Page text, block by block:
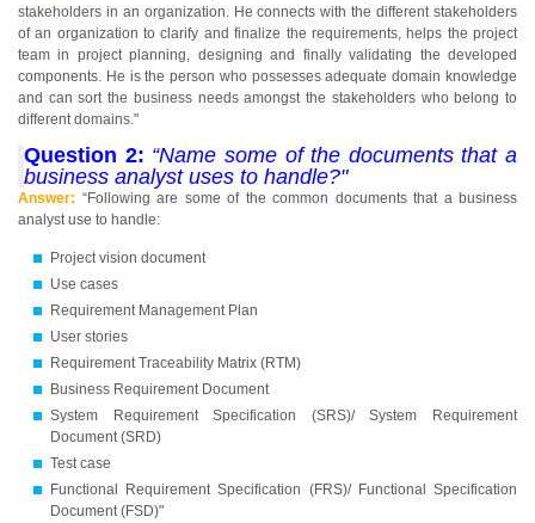
stakeholders in an organization. He connects with the different stakeholders
of an organization to clarify and finalize the requirements, helps the project
team in project planning, designing and finally validating the developed
components. He is the person who possesses adequate domain knowledge
and can sort the business needs amongst the stakeholders who belong to
different domains."
Question 2: “Name some of the documents that a
business analyst uses to handle?"
Answer: “Following are some of the common documents that a business
analyst use to handle:
Project vision document
Use cases
Requirement Management Plan
User stories
Requirement Traceability Matrix (RTM)
Business Requirement Document
System Requirement Specification (SRS)/ System Requirement
Document (SRD)
Test case
Functional Requirement Specification (FRS)/ Functional Specification
Document (FSD)"